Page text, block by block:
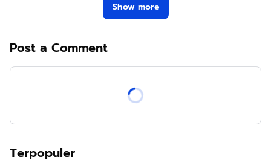
Show more
Post a Comment
Terpopuler